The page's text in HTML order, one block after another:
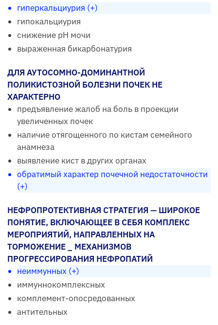
гиперкальциурия (+)
гипокальциурия
снижение рН мочи
выраженная бикарбонатурия
ДЛЯ АУТОСОМНО-ДОМИНАНТНОЙ
ПОЛИКИСТОЗНОЙ БОЛЕЗНИ ПОЧЕК НЕ
ХАРАКТЕРНО
предъявление жалоб на боль в проекции
увеличенных почек
наличие отягощенного по кистам семейного
анамнеза
выявление кист в других органах
обратимый характер почечной недостаточности
(+)
НЕФРОПРОТЕКТИВНАЯ СТРАТЕГИЯ — ШИРОКОЕ
ПОНЯТИЕ, ВКЛЮЧАЮЩЕЕ В СЕБЯ КОМПЛЕКС
МЕРОПРИЯТИЙ, НАПРАВЛЕННЫХ НА
ТОРМОЖЕНИЕ _ МЕХАНИЗМОВ
ПРОГРЕССИРОВАНИЯ НЕФРОПАТИЙ
неиммунных (+)
иммуннокомплексных
комплемент-опосредованных
антительных